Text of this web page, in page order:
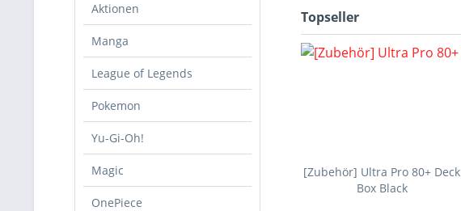
Aktionen
Manga
League of Legends
Pokemon
Yu-Gi-Oh!
Magic
OnePiece
Topseller
[Zubehör] Ultra Pro 80+ Deck
Box Black